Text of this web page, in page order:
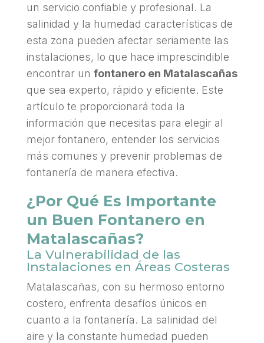
un servicio confiable y profesional. La
salinidad y la humedad características de
esta zona pueden afectar seriamente las
instalaciones, lo que hace imprescindible
encontrar un fontanero en Matalascañas
que sea experto, rápido y eficiente. Este
artículo te proporcionará toda la
información que necesitas para elegir al
mejor fontanero, entender los servicios
más comunes y prevenir problemas de
fontanería de manera efectiva.
¿Por Qué Es Importante
un Buen Fontanero en
Matalascañas?
La Vulnerabilidad de las
Instalaciones en Áreas Costeras
Matalascañas, con su hermoso entorno
costero, enfrenta desafíos únicos en
cuanto a la fontanería. La salinidad del
aire y la constante humedad pueden